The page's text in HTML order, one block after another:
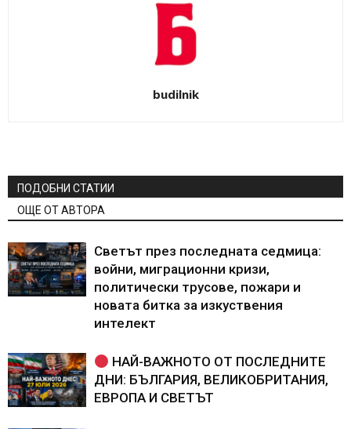
budilnik
ПОДОБНИ СТАТИИ
ОЩЕ ОТ АВТОРА
Светът през последната седмица:
войни, миграционни кризи,
политически трусове, пожари и
новата битка за изкуствения
интелект
НАЙ-ВАЖНОТО ОТ ПОСЛЕДНИТЕ
ДНИ: БЪЛГАРИЯ, ВЕЛИКОБРИТАНИЯ,
ЕВРОПА И СВЕТЪТ